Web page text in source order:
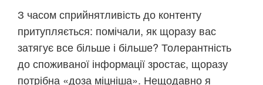
З часом сприйнятливість до контенту
притупляється: помічали, як щоразу вас
затягує все більше і більше? Толерантність
до споживаної інформації зростає, щоразу
потрібна «доза міцніша». Нещодавно я